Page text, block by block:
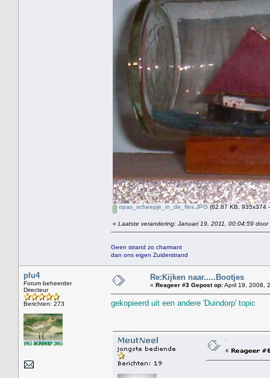
opas_scheepje_in_de_fles.JPG (62.87 KB, 935x374
« Laatste verandering: Januari 19, 2011, 00:04:59 door
Geen strand zo charmant
dan ons eigen Zuiderstrand
plu4
Forum beheerder
Directeur
Berichten: 273
Re:Kijken naar.....Bootjes
« Reageer #3 Gepost op:April 19, 2008,
gekopieerd uit een andere 'Duindorp' topic